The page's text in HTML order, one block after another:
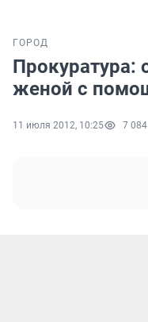
ГОРОД
Прокуратура:
женой с
11 июля 2012, 10:25 7 084